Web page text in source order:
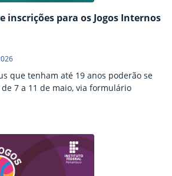
inscrições para os Jogos Internos
que tenham até 19 anos poderão se
7 a 11 de maio, via formulário